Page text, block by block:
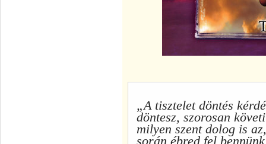
„A tisztelet döntés
dön­tesz, szorosan
milyen szent dolog is
során ébred fel